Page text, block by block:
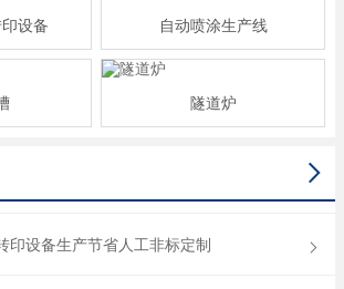
设备 自动喷涂生产线
隧道炉

印设备生产节省人工非标定制